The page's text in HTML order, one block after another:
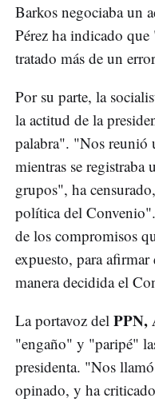
Barkos negociaba un
Pérez ha indicado
tratado más de un
Por su parte, la
la actitud de la
palabra". "Nos reunió
mientras se
grupos", ha
política del
de los compromisos
expuesto, para
manera decidida el
La portavoz del PPN,
"engaño" y "paripé"
presidenta. "Nos
opinado, y ha